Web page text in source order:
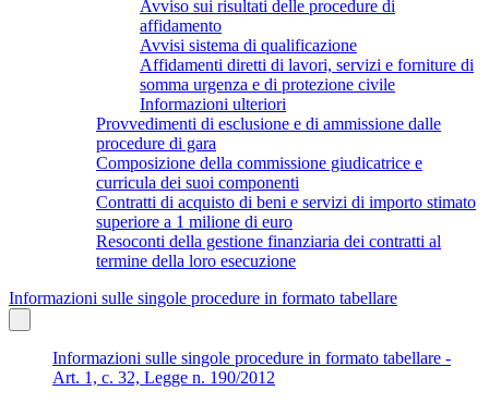
Avviso sui risultati delle procedure di
affidamento
Avvisi sistema di qualificazione
Affidamenti diretti di lavori, servizi e forniture di
somma urgenza e di protezione civile
Informazioni ulteriori
Provvedimenti di esclusione e di ammissione dalle
procedure di gara
Composizione della commissione giudicatrice e
curricula dei suoi componenti
Contratti di acquisto di beni e servizi di importo stimato
superiore a 1 milione di euro
Resoconti della gestione finanziaria dei contratti al
termine della loro esecuzione
Informazioni sulle singole procedure in formato tabellare
Informazioni sulle singole procedure in formato tabellare -
Art. 1, c. 32, Legge n. 190/2012